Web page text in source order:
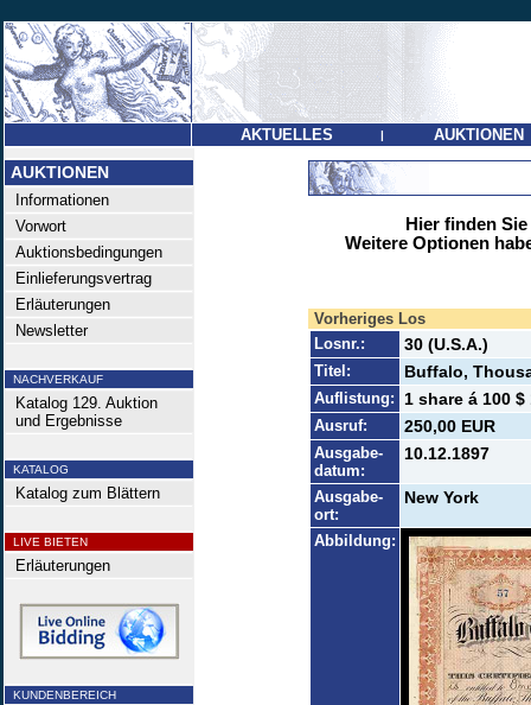
AKTUELLES | AUKTIONEN
AUKTIONEN
Informationen
Vorwort
Auktionsbedingungen
Einlieferungsvertrag
Erläuterungen
Newsletter
NACHVERKAUF
Katalog 129. Auktion
und Ergebnisse
KATALOG
Katalog zum Blättern
LIVE BIETEN
Erläuterungen
KUNDENBEREICH
Hier finden
Weitere Optionen
Vorheriges Los
Losnr.:
30 (U.S.A.)
Titel: Buffalo,
Auflistung: 1 share á 100 $
Ausruf: 250,00 EUR
Ausgabe-
datum:
10.12.1897
Ausgabe-
ort:
New York
Abbildung: